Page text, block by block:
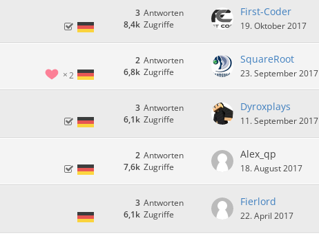
Antworten
3
Zugriffe
8,4k
First-Coder
19. Oktober 2017
2
Antworten
2
Zugriffe
6,8k
SquareRoot
23. September 2017
Antworten
3
Zugriffe
6,1k
Dyroxplays
11. September 2017
Antworten
2
Zugriffe
7,6k
Alex_qp
18. August 2017
Antworten
3
Zugriffe
6,1k
Fierlord
22. April 2017